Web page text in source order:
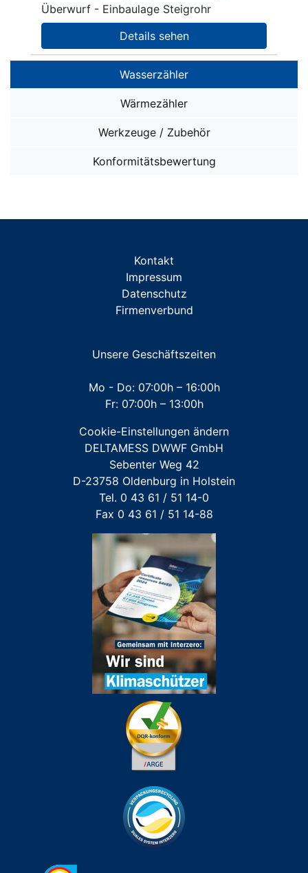
Überwurf - Einbaulage Steigrohr
Details sehen
Wasserzähler
Wasserzähler SMART i OMS
Wasserzähler SMART M
Ventil-Installationen
ZUBEHÖR Messkapsel TKS
ZUBEHÖR Messkapsel KOAX G2
ZUBEHÖR Werkzeuge
Großwasserzähler
Für FREMDFABRIKATE: Wasserzähler für Austausch-
und Erstinstallation
Wärmezähler
Wärmezähler SMART W OMS
Wärmezähler ohne Funk
Werkzeuge / Zubehör
sonstiges ZUBEHÖR
Konformitätsbewertung
Kontakt
Impressum
Datenschutz
Firmenverbund
Unsere Geschäftszeiten
Mo - Do: 07:00h – 16:00h
Fr: 07:00h – 13:00h
Cookie-Einstellungen ändern
DELTAMESS DWWF GmbH
Sebenter Weg 42
D-23758 Oldenburg in Holstein
Tel. 0 43 61 / 51 14-0
Fax 0 43 61 / 51 14-88